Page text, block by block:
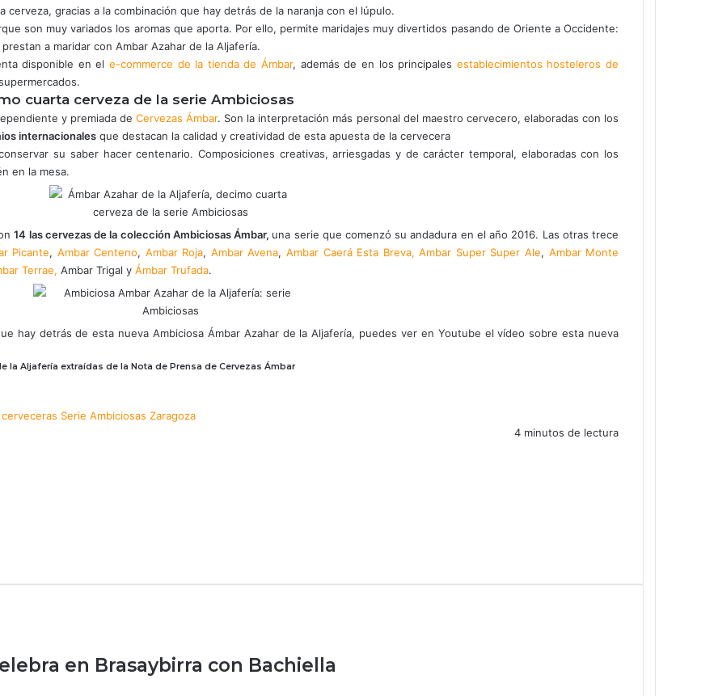
gracias a la combinación que hay detrás de la naranja con el lúpulo.
son muy variados los aromas que aporta. Por ello, permite maridajes muy divertidos pasando de Oriente a Occidente:
a maridar con Ambar Azahar de la Aljafería.
disponible en el e-commerce de la tienda de Ámbar, además de en los principales establecimientos hosteleros de
cuarta cerveza de la serie Ambiciosas
y premiada de Cervezas Ámbar. Son la interpretación más personal del maestro cervecero, elaboradas con los
internacionales que destacan la calidad y creatividad de esta apuesta de la cervecera
su saber hacer centenario. Composiciones creativas, arriesgadas y de carácter temporal, elaboradas con los
en la mesa.
14 las cervezas de la colección AmbiciosasÁmbar, una serie que comenzó su andadura en el año 2016. Las otras trece
Picante, Ambar Centeno, Ambar Roja, Ambar Avena, Ambar Caerá Esta Breva, Ambar Super Super Ale, Ambar Monte
Terrae, Ambar Trigal y Ámbar Trufada.
hay detrás de esta nueva Ambiciosa Ámbar Azahar de la Aljafería, puedes ver en Youtube el vídeo sobre esta nueva
la Aljafería extraídas de la Nota de Prensa de Cervezas Ámbar
Serie Ambiciosas Zaragoza
4 minutos de lectura
en Brasaybirra con Bachiella